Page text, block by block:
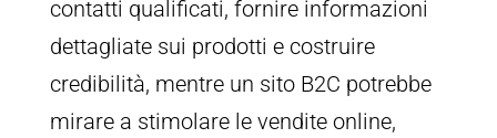
contatti qualificati, fornire informazioni
dettagliate sui prodotti e costruire
credibilità, mentre un sito B2C potrebbe
mirare a stimolare le vendite online,